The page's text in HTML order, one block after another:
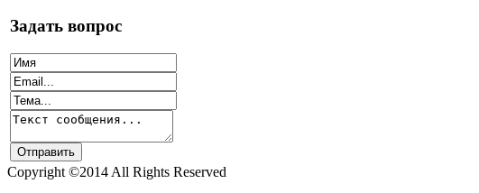
Задать вопрос
Copyright ©2014 All Rights Reserved